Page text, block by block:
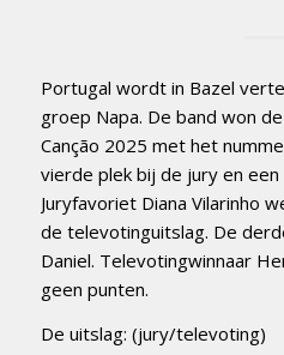
Portugal wordt in Bazel
groep Napa. De band won
Canção 2025 met het
vierde plek bij de jury en
Juryfavoriet Diana Vilarinho
de televotinguitslag. De
Daniel. Televotingwinnaar
geen punten.
De uitslag: (jury/televoting)